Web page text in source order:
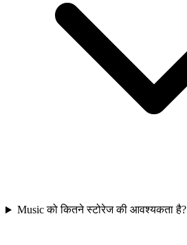
Music को कितने स्टोरेज की आवश्यकता है?